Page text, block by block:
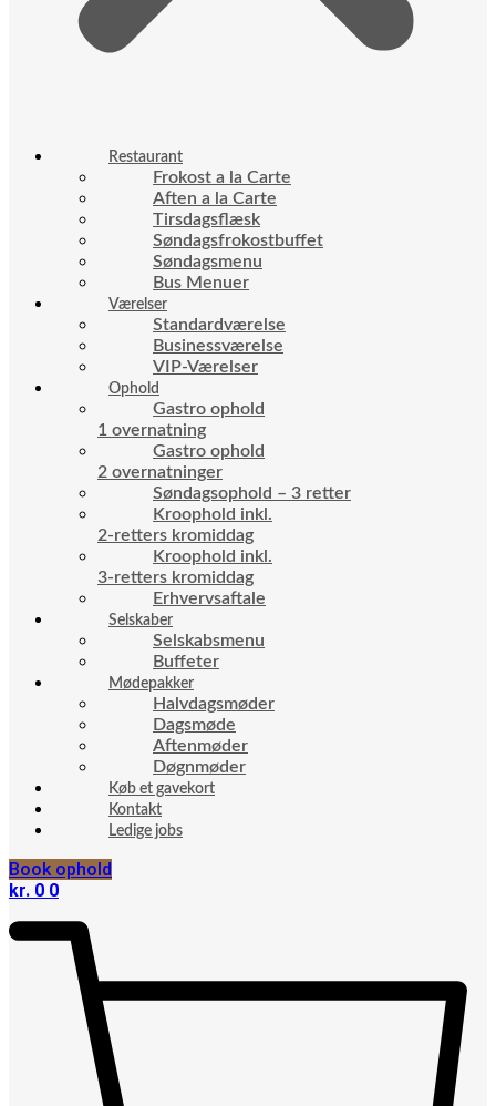
Restaurant
Frokost a la Carte
Aften a la Carte
Tirsdagsflæsk
Søndagsfrokostbuffet
Søndagsmenu
Bus Menuer
Værelser
Standardværelse
Businessværelse
VIP-Værelser
Ophold
Gastro ophold
1 overnatning
Gastro ophold
2 overnatninger
Søndagsophold – 3 retter
Kroophold inkl.
2-retters kromiddag
Kroophold inkl.
3-retters kromiddag
Erhvervsaftale
Selskaber
Selskabsmenu
Buffeter
Mødepakker
Halvdagsmøder
Dagsmøde
Aftenmøder
Døgnmøder
Køb et gavekort
Kontakt
Ledige jobs
Book ophold
kr. 0 0